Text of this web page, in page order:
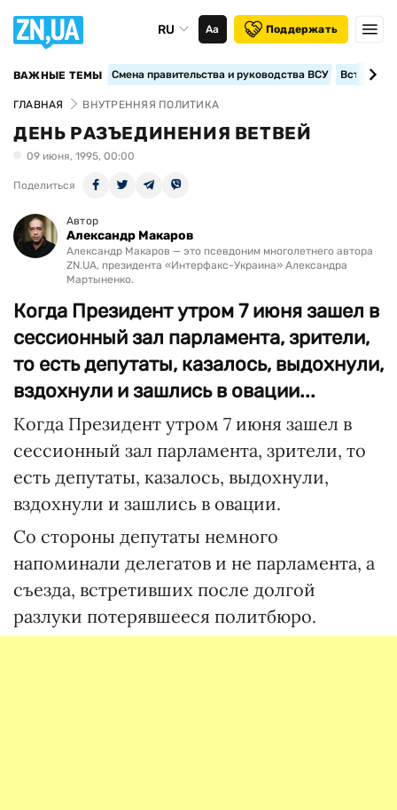
RU Аа Поддержать
ВАЖНЫЕ ТЕМЫ Смена правительства и руководства ВСУ
ГЛАВНАЯ ВНУТРЕННЯЯ ПОЛИТИКА
ДЕНЬ РАЗЪЕДИНЕНИЯ ВЕТВЕЙ
09 июня, 1995, 00:00
Поделиться
Автор
Александр Макаров
Александр Макаров — это псевдоним многолетнего автора
ZN.UA, президента «Интерфакс-Украина» Александра
Мартыненко.
Когда Президент утром 7 июня зашел в
сессионный зал парламента, зрители,
то есть депутаты, казалось, выдохнули,
вздохнули и зашлись в овации...
Когда Президент утром 7 июня зашел в
сессионный зал парламента, зрители, то
есть депутаты, казалось, выдохнули,
вздохнули и зашлись в овации.
Со стороны депутаты немного
напоминали делегатов и не парламента, а
съезда, встретивших после долгой
разлуки потерявшееся политбюро.